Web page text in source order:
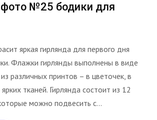
фото №25 бодики для
яркая гирлянда для первого дня
Флажки гирлянды выполнены в виде
различных принтов – в цветочек, в
тканей. Гирлянда состоит из 12
можно подвесить с...